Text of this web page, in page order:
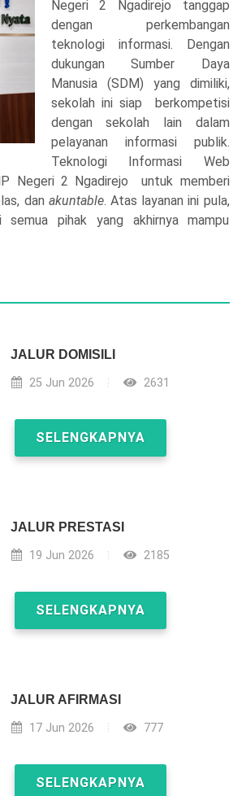
Negeri 2 Ngadirejo tanggap
dengan perkembangan
teknologi informasi. Dengan
dukungan Sumber Daya
Manusia (SDM) yang dimiliki,
sekolah ini siap berkompetisi
dengan sekolah lain dalam
pelayanan informasi publik.
Teknologi Informasi Web
Negeri 2 Ngadirejo untuk memberi
dan akuntable. Atas layanan ini pula,
pihak yang akhirnya mampu
JALUR DOMISILI
25 Jun 2026 2631
SELENGKAPNYA
JALUR PRESTASI
19 Jun 2026 2185
SELENGKAPNYA
JALUR AFIRMASI
17 Jun 2026 777
SELENGKAPNYA